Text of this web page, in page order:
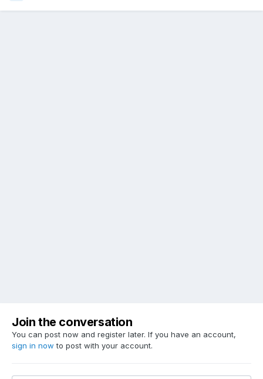
Join the conversation
You can post now and register later. If you have an account,
sign in now to post with your account.